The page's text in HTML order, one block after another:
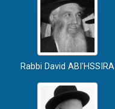
Rabbi David ABI'HSSIRA